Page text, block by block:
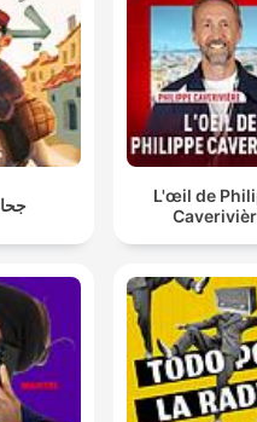
Juha | جحا
L'œil de